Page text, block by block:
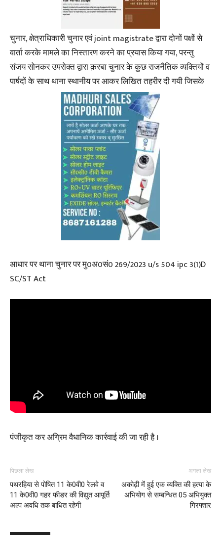
चुनार, क्षेत्राधिकारी चुनार एवं joint magistrate द्वारा दोनों पक्षों से
वार्ता करके मामले का निस्तारण करने का प्रयास किया गया, परन्तु
संजय सोनकर उपरोक्त द्वारा क़स्बा चुनार के कुछ राजनैतिक व्यक्तियों व
पार्षदों के साथ थाना स्थानीय पर आकर लिखित तहरीर दी गयी जिसके
आधार पर थाना चुनार पर मु0अ0सं0 269/2023 u/s 504 ipc 3(1)D
SC/ST Act
पंजीकृत कर अग्रिम वैधानिक कार्रवाई की जा रही है ।
पिछला लेख
पथरहिया से पोषित 11 के0वी0 रेलवे व
11 के0वी0 गहर फीडर की विद्युत आपूर्ति
अल्प अवधि तक बाधित रहेगी
अगला लेख
अकोढ़ी में हुई एक व्यक्ति की हत्या के
अभियोग से सम्बन्धित 05 अभियुक्त
गिरफ्तार